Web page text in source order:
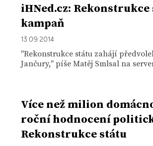
iHNed.cz:
kampaň
13. 09. 2014
"Rekonstrukce státu zahájí
Jančury," píše Matěj Smlsal na
Více než milion
roční hodnocení
Rekonstrukce státu